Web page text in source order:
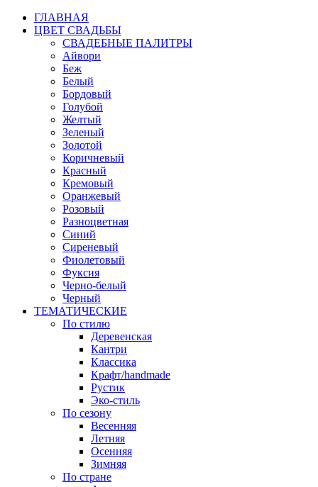
ГЛАВНАЯ
ЦВЕТ СВАДЬБЫ
СВАДЕБНЫЕ ПАЛИТРЫ
Айвори
Беж
Белый
Бордовый
Голубой
Желтый
Зеленый
Золотой
Коричневый
Красный
Кремовый
Оранжевый
Розовый
Разноцветная
Синий
Сиреневый
Фиолетовый
Фуксия
Черно-белый
Черный
ТЕМАТИЧЕСКИЕ
По стилю
Деревенская
Кантри
Классика
Крафт/handmade
Рустик
Эко-стиль
По сезону
Весенняя
Летняя
Осенняя
Зимняя
По стране